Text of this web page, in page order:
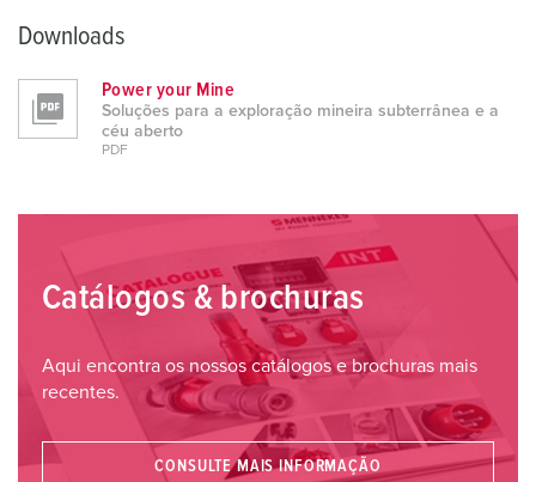
Downloads
Power your Mine
Soluções para a exploração mineira subterrânea e a
céu aberto
PDF
Catálogos & brochuras
Aqui encontra os nossos catálogos e brochuras mais
recentes.
CONSULTE MAIS INFORMAÇÃO